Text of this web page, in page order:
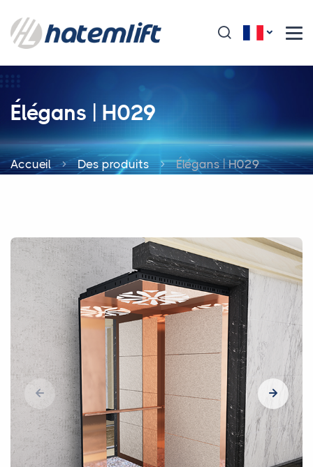
Élégans | H029
Accueil Des produits Élégans | H029